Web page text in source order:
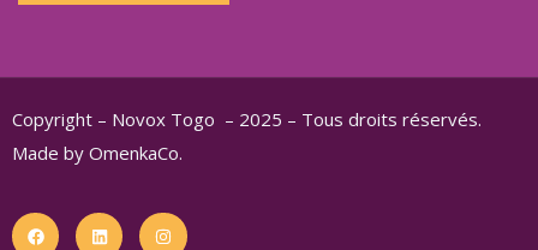
Copyright – Novox Togo – 2025 – Tous droits réservés.
Made by OmenkaCo.